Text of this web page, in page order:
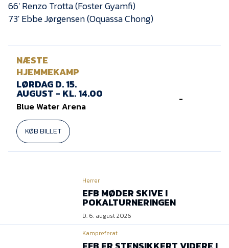
66′ Renzo Trotta (Foster Gyamfi)
73′ Ebbe Jørgensen (Oquassa Chong)
NÆSTE
HJEMMEKAMP
LØRDAG D. 15.
AUGUST - KL. 14.00
Blue Water Arena
KØB BILLET
-
Herrer
EFB MØDER SKIVE I
POKALTURNERINGEN
D. 6. august 2026
Kampreferat